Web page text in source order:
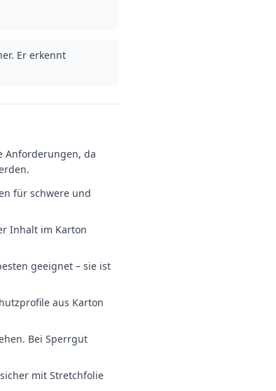
Er erkennt
Anforderungen, da
für schwere und
Inhalt im Karton
geeignet – sie ist
aus Karton
Bei Sperrgut
mit Stretchfolie